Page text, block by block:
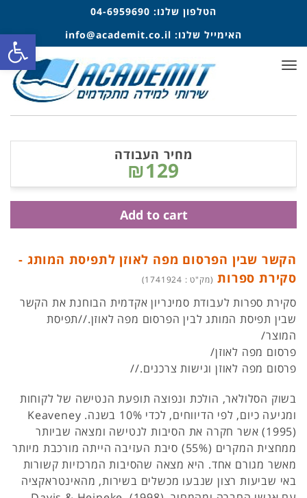
הטלפון שלנו: 04-6959690
האימייל שלנו: info@academit.co.il
תפריט
הקשר שבין הפרסום מפה לאוזן לתפיסת המותג -
סקירת ספרות (מק"ט : 1741924)
סקירת ספרות לעבודת סמינריון אקדמית הבוחנת את הקשר
שבין תפיסת המותג לבין הפרסום מפה לאוזן.//תפיסת
המוצר/
פרסום מפה לאוזן/
פרסום מפה לאוזן וגישות צרכנים.//
בשוק הסלולאר, הולכת ונפוצה תופעת הנטישה של לקוחות
ומגיעה כיום, לפי הדיווחים, לכדי 10% בשנה. Keaveney
(1995) אשר חקרה את הסיבות לנטישה ומצאה שביותר
ממחצית המקרים (55%) סיבת העזיבה הייתה מורכבת מיותר
מאשר מגורם אחד. היא מצאה שהסיבות המרכזיות קשורות
באי שביעות רצון שנבעו מכשלים בשירות, מהאינטראקציה
מחיר העבודה
₪129
Add to cart
פתח